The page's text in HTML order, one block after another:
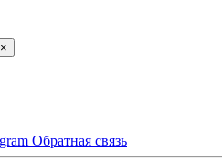
×
Обратная связь